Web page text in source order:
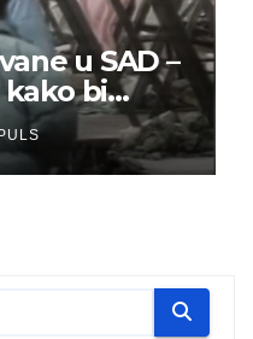
u SAD –
kako bi